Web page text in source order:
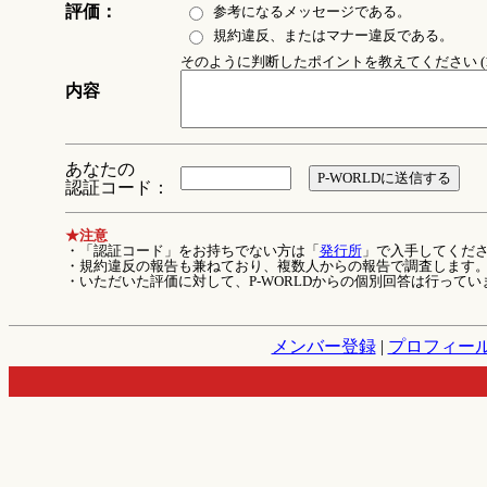
評価：
参考になるメッセージである。
規約違反、またはマナー違反である。
内容
そのように判断したポイントを教えてください
あなたの
認証コード：
★注意
・「認証コード」をお持ちでない方は「 発行所」で入手してくだ
・規約違反の報告も兼ねており、複数人からの報告で調査します
・いただいた評価に対して、P-WORLDからの個別回答は行ってい
メンバー登録| プロフィー